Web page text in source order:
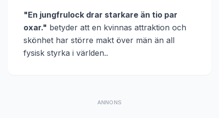
"En jungfrulock drar starkare än tio par
oxar." betyder att en kvinnas attraktion och
skönhet har större makt över män än all
fysisk styrka i världen..
ANNONS